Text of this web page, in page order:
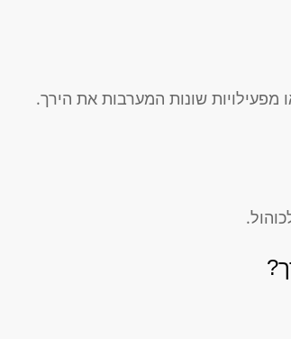
שונות המערבות את הירך.